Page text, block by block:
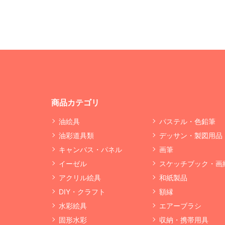
商品カテゴリ
油絵具
油彩道具類
キャンバス・パネル
イーゼル
アクリル絵具
DIY・クラフト
水彩絵具
固形水彩
パステル・色鉛筆
デッサン・製図用品
画筆
スケッチブック・画
和紙製品
額縁
エアーブラシ
収納・携帯用具